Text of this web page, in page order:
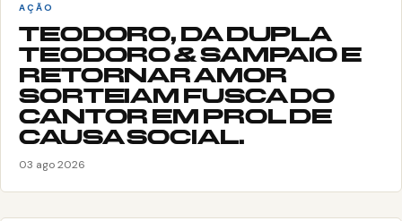
AÇÃO
TEODORO, DA DUPLA
TEODORO & SAMPAIO E
RETORNAR AMOR
SORTEIAM FUSCA DO
CANTOR EM PROL DE
CAUSA SOCIAL.
03 ago 2026